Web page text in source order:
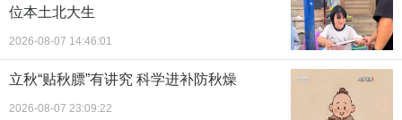
位本土北大生
2026-08-07 14:46:01
立秋“贴秋膘”有讲究 科学进补防秋燥
2026-08-07 23:09:22